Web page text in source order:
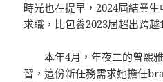
時光也在提早，2024屆結業
求職，比包養2023屆超出跨越
本年4月，年夜二的曾熙
習，這份新任務需求她擔任